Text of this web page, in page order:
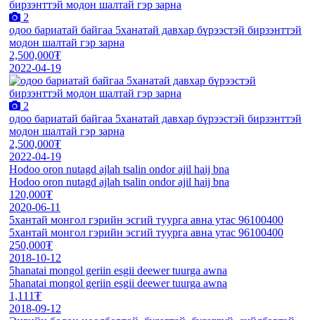
2
одоо бариатай байгаа 5ханатай давхар бүрээстэй бирзэнттэй
модон шалтай гэр зарна
2,500,000₮
2022-04-19
2
одоо бариатай байгаа 5ханатай давхар бүрээстэй бирзэнттэй
модон шалтай гэр зарна
2,500,000₮
2022-04-19
Hodoo oron nutagd ajlah tsalin ondor ajil haij bna
Hodoo oron nutagd ajlah tsalin ondor ajil haij bna
120,000₮
2020-06-11
5хантай монгол гэрийн эсгий туурга авна утас 96100400
5хантай монгол гэрийн эсгий туурга авна утас 96100400
250,000₮
2018-10-12
5hanatai mongol geriin esgii deewer tuurga awna
5hanatai mongol geriin esgii deewer tuurga awna
1,111₮
2018-09-12